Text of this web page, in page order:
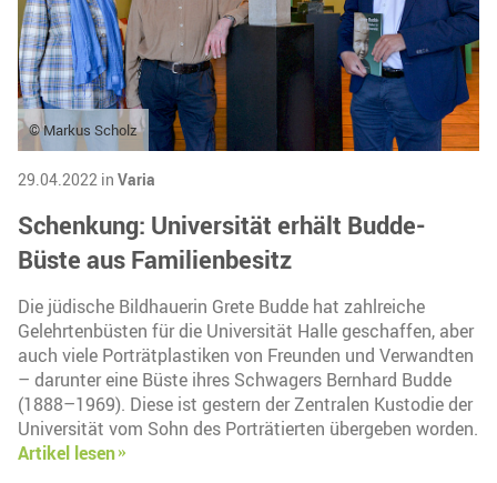
© Markus Scholz
29.04.2022 in Varia
Schenkung: Universität erhält Budde-
Büste aus Familienbesitz
Die jüdische Bildhauerin Grete Budde hat zahlreiche
Gelehrtenbüsten für die Universität Halle geschaffen, aber
auch viele Porträtplastiken von Freunden und Verwandten
– darunter eine Büste ihres Schwagers Bernhard Budde
(1888–1969). Diese ist gestern der Zentralen Kustodie der
Universität vom Sohn des Porträtierten übergeben worden.
Artikel lesen